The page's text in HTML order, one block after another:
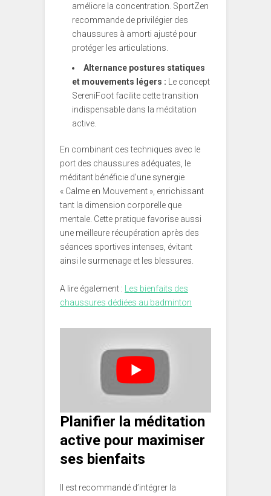
améliore la concentration. SportZen
recommande de privilégier des
chaussures à amorti ajusté pour
protéger les articulations.
Alternance postures statiques
et mouvements légers : Le concept
SereniFoot facilite cette transition
indispensable dans la méditation
active.
En combinant ces techniques avec le
port des chaussures adéquates, le
méditant bénéficie d’une synergie
« Calme en Mouvement », enrichissant
tant la dimension corporelle que
mentale. Cette pratique favorise aussi
une meilleure récupération après des
séances sportives intenses, évitant
ainsi le surmenage et les blessures.
A lire également :
Les bienfaits des
chaussures dédiées au badminton
Planifier la méditation
active pour maximiser
ses bienfaits
Il est recommandé d’intégrer la